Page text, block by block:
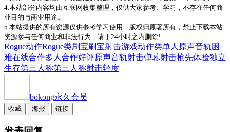
4.本站部分内容均由互联网收集整理，仅供大家参考、学习，不存在任何商
业目的与商业用途。
5.本站提供的所有资源仅供参考学习使用，版权归原著所有，禁止下载本站
资源参与任何商业和非法行为，请于24小时之内删除!
Rogue动作Rogue类刷宝刷宝射击游戏动作类单人 原声音轨困
难在线合作多人合作好评原声音轨射击弹幕射击抢先体验独立
生存第三人称第三人称射击轻度
bokong永久会员
收藏 海报 链接